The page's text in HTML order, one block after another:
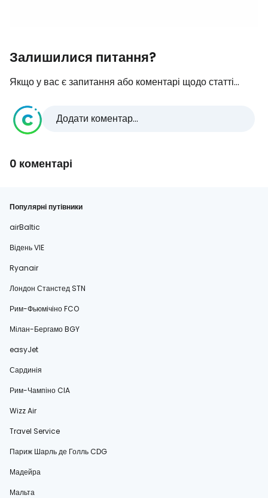
Залишилися питання?
Якщо у вас є запитання або коментарі щодо статті...
Додати коментар...
0 коментарі
Популярні путівники
airBaltic
Відень VIE
Ryanair
Лондон Станстед STN
Рим-Фьюмічіно FCO
Мілан-Бергамо BGY
easyJet
Сардинія
Рим-Чампіно CIA
Wizz Air
Travel Service
Париж Шарль де Голль CDG
Мадейра
Мальта